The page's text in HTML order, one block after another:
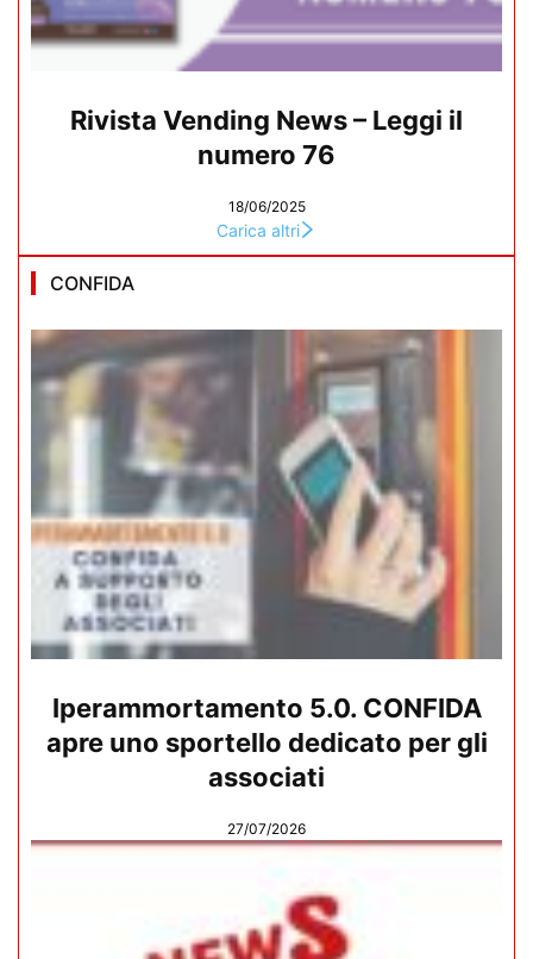
Rivista Vending News – Leggi il
numero 76
18/06/2025
Carica altri
CONFIDA
Iperammortamento 5.0. CONFIDA
apre uno sportello dedicato per gli
associati
27/07/2026